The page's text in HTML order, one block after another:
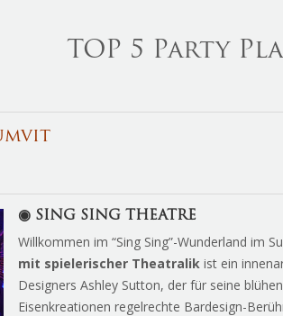
TOP 5 Party
◉ SING SING THEATRE
Willkommen im “Sing Sing”-Wunderland im
mit spielerischer Theatralik ist ein
Designers Ashley Sutton, der für seine
Eisenkreationen regelrechte Bardesign-